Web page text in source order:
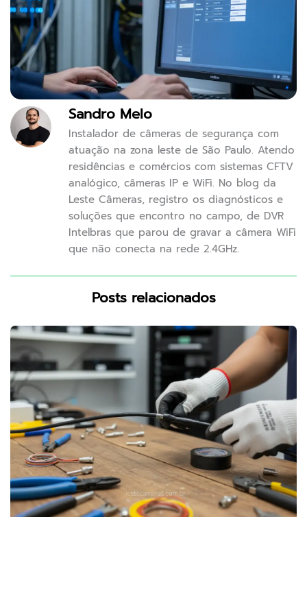
Sandro Melo
Instalador de câmeras de segurança com
atuação na zona leste de São Paulo. Atendo
residências e comércios com sistemas CFTV
analógico, câmeras IP e WiFi. No blog da
Leste Câmeras, registro os diagnósticos e
soluções que encontro no campo, de DVR
Intelbras que parou de gravar a câmera WiFi
que não conecta na rede 2.4GHz.
Posts relacionados